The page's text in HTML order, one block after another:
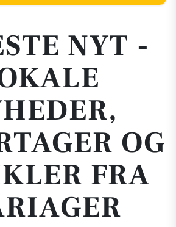
NYT -
OG
FRA